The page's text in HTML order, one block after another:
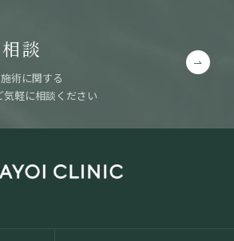
談
術に関する
気軽に相談ください